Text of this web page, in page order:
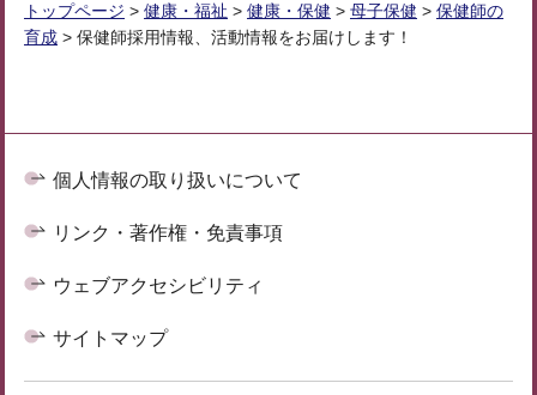
トップページ > 健康・福祉 > 健康・保健 > 母子保健 > 保健師の
育成 > 保健師採用情報、活動情報をお届けします！
個人情報の取り扱いについて
リンク・著作権・免責事項
ウェブアクセシビリティ
サイトマップ